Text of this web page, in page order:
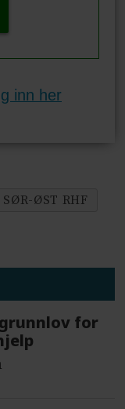
inn her
SØR-ØST RHF
for